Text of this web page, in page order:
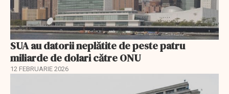
SUA au datorii neplătite de peste patru
miliarde de dolari către ONU
12 FEBRUARIE 2026